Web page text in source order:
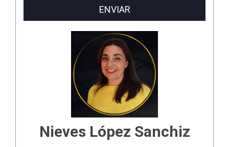
ENVIAR
Nieves López Sanchiz